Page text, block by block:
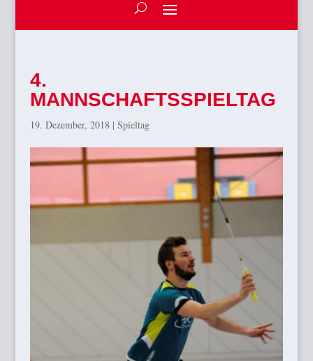
4.
MANNSCHAFTSSPIELTAG
19. Dezember, 2018| Spieltag